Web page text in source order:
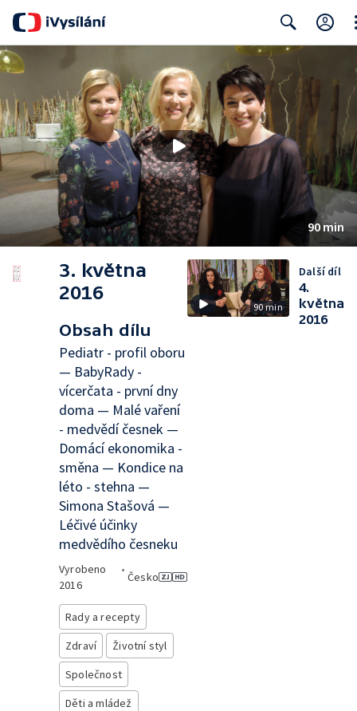
Search
90 min
3. května
2016
Obsah dílu
Pediatr - profil oboru
— BabyRady -
vícerčata - první dny
doma — Malé vaření
- medvědí česnek —
Domácí ekonomika -
směna — Kondice na
léto - stehna —
Simona Stašová —
Léčivé účinky
medvědího česneku
Vyrobeno
2016
•
Česko
Rady a recepty
Zdraví
Životní styl
Společnost
Děti a mládež
90 min
Další díl
4.
května
2016